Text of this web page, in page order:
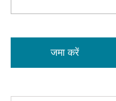
जमा करें